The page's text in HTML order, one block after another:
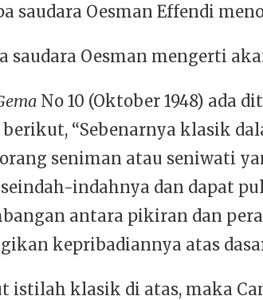
saudara Oesman Effendi
saudara Oesman mengerti
No 10 (Oktober 1948) ada
berikut, “Sebenarnya klasik
seniman atau seniwati
indahnya dan dapat
antara pikiran dan
kepribadiannya atas
istilah klasik di atas, maka